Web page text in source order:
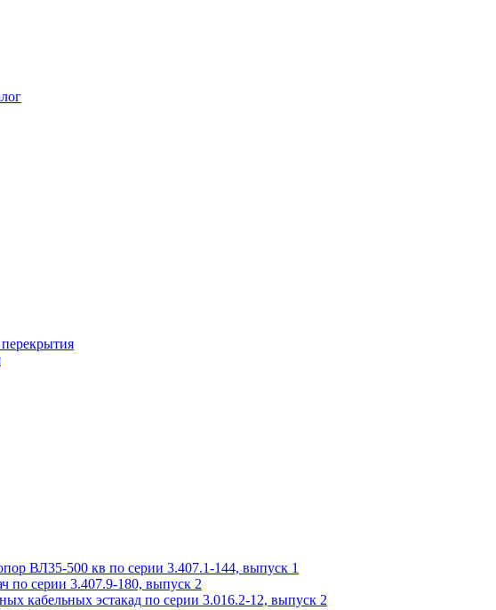
ВЛ35-500 кв по серии 3.407.1-144, выпуск 1
по серии 3.407.9-180, выпуск 2
кабельных эстакад по серии 3.016.2-12, выпуск 2